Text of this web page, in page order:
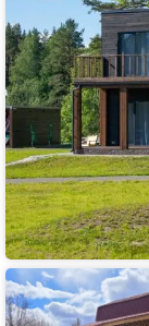
База
отдыха
Васильево